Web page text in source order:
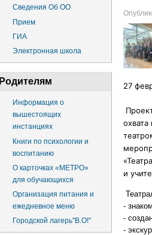
Сведения Об ОО
Прием
ГИА
Электронная школа
Родителям
Информация о
вышестоящих
инстанциях
Книги по психологии и
воспитанию
О карточках «МЕТРО»
для обучающихся
Организация питания и
ежедневное меню
Городской лагерь"В.О!"
27
и
-
-
-